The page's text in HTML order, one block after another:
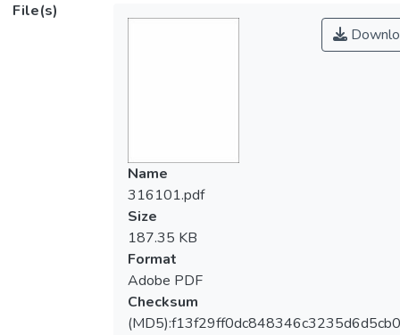
File(s)
Name
316101.pdf
Size
187.35 KB
Format
Adobe PDF
Checksum